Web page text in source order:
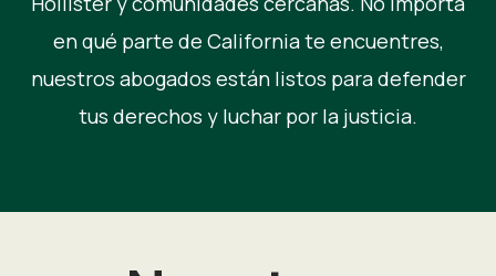
en qué parte de California te encuentres,
nuestros abogados están listos para defender
tus derechos y luchar por la justicia.